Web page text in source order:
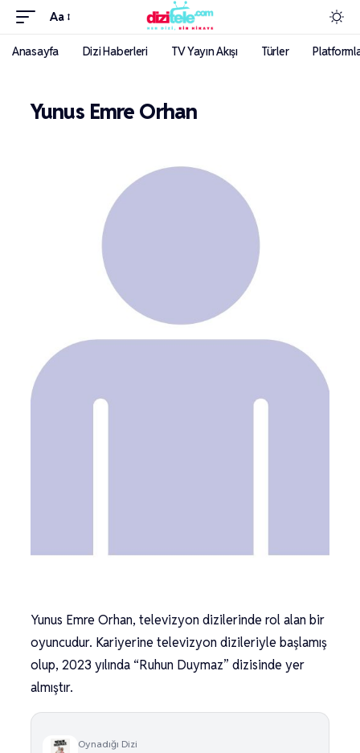
Aa
Anasayfa Dizi Haberleri TV Yayın Akışı Türler
Yunus Emre Orhan
Yunus Emre Orhan, televizyon dizilerinde rol alan bir
oyuncudur. Kariyerine televizyon dizileriyle başlamış
olup, 2023 yılında “Ruhun Duymaz” dizisinde yer
almıştır.
Oynadığı Dizi